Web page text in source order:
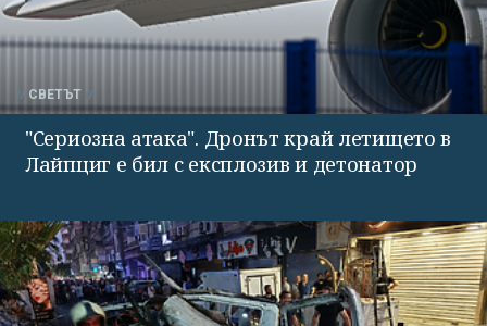
СВЕТЪТ
"Сериозна атака". Дронът край летището в
Лайпциг е бил с експлозив и детонатор